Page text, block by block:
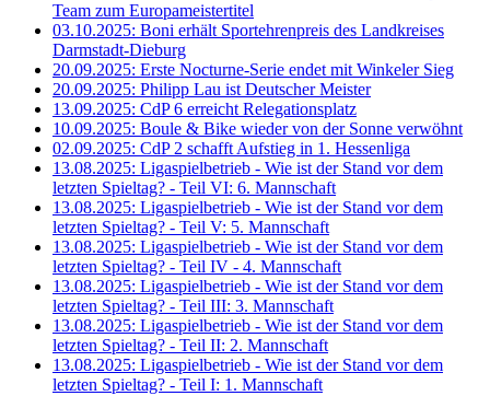
Team zum Europameistertitel
03.10.2025: Boni erhält Sportehrenpreis des Landkreises
Darmstadt-Dieburg
20.09.2025: Erste Nocturne-Serie endet mit Winkeler Sieg
20.09.2025: Philipp Lau ist Deutscher Meister
13.09.2025: CdP 6 erreicht Relegationsplatz
10.09.2025: Boule & Bike wieder von der Sonne verwöhnt
02.09.2025: CdP 2 schafft Aufstieg in 1. Hessenliga
13.08.2025: Ligaspielbetrieb - Wie ist der Stand vor dem
letzten Spieltag? - Teil VI: 6. Mannschaft
13.08.2025: Ligaspielbetrieb - Wie ist der Stand vor dem
letzten Spieltag? - Teil V: 5. Mannschaft
13.08.2025: Ligaspielbetrieb - Wie ist der Stand vor dem
letzten Spieltag? - Teil IV - 4. Mannschaft
13.08.2025: Ligaspielbetrieb - Wie ist der Stand vor dem
letzten Spieltag? - Teil III: 3. Mannschaft
13.08.2025: Ligaspielbetrieb - Wie ist der Stand vor dem
letzten Spieltag? - Teil II: 2. Mannschaft
13.08.2025: Ligaspielbetrieb - Wie ist der Stand vor dem
letzten Spieltag? - Teil I: 1. Mannschaft